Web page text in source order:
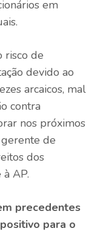
em
risco de
devido ao
arcaicos, mal
contra
nos próximos
gerente de
dos
AP.
precedentes
para o